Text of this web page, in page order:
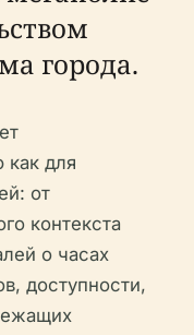
города.
для
от
контекста
о часах
доступности,